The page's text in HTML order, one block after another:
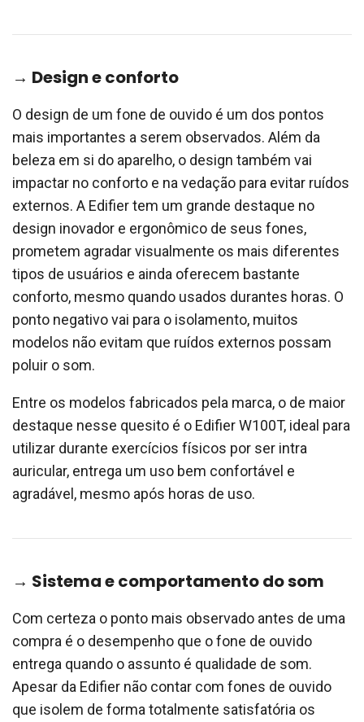
→ Design e conforto
O design de um fone de ouvido é um dos pontos
mais importantes a serem observados. Além da
beleza em si do aparelho, o design também vai
impactar no conforto e na vedação para evitar ruídos
externos. A Edifier tem um grande destaque no
design inovador e ergonômico de seus fones,
prometem agradar visualmente os mais diferentes
tipos de usuários e ainda oferecem bastante
conforto, mesmo quando usados durantes horas. O
ponto negativo vai para o isolamento, muitos
modelos não evitam que ruídos externos possam
poluir o som.
Entre os modelos fabricados pela marca, o de maior
destaque nesse quesito é o Edifier W100T, ideal para
utilizar durante exercícios físicos por ser intra
auricular, entrega um uso bem confortável e
agradável, mesmo após horas de uso.
→ Sistema e comportamento do som
Com certeza o ponto mais observado antes de uma
compra é o desempenho que o fone de ouvido
entrega quando o assunto é qualidade de som.
Apesar da Edifier não contar com fones de ouvido
que isolem de forma totalmente satisfatória os